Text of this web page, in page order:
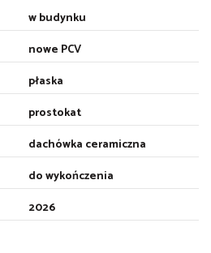
w budynku
nowe PCV
płaska
prostokat
dachówka ceramiczna
do wykończenia
2026